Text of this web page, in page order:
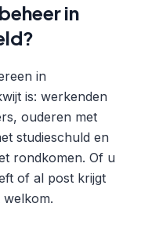
in
in
is: werkenden
ouderen met
studieschuld en
rondkomen. Of u
of al post krijgt